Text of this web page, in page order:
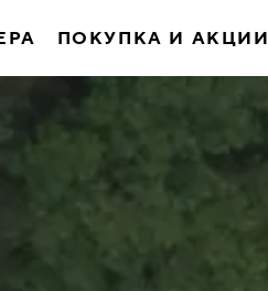
ПОКУПКА И АКЦИИ